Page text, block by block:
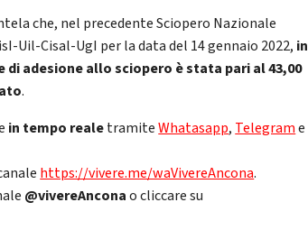
che, nel precedente Sciopero Nazionale
Uil-Cisal-UgI per la data del 14 gennaio 2022, in
di adesione allo sciopero è stata pari al 43,00
.
in tempo realetramiteWhatasapp, Telegrame
https://vivere.me/waVivereAncona.
@vivereAnconao cliccare su